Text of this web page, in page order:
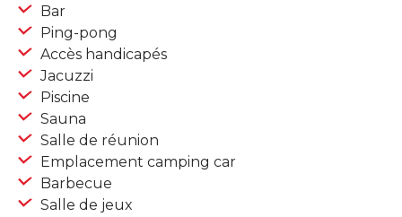
Bar
Ping-pong
Accès handicapés
Jacuzzi
Piscine
Sauna
Salle de réunion
Emplacement camping car
Barbecue
Salle de jeux